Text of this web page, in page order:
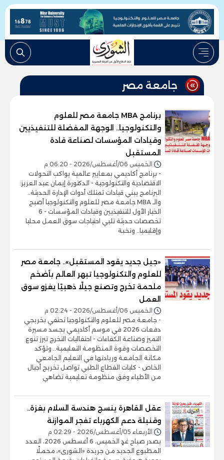
جامعة مصر
برنامج MBA جامعة مصر للعلوم
والتكنولوجيا.. الوجهة المفضلة للتنفيذيين
وقيادات المؤسسات لصناعة قادة
المستقبل
الخميس 06/أغسطس/2026 - 06:20 م
- برنامج أكاديمي بمعايير عالمية يواكب التحولات
الاقتصادية والتكنولوجية - الدكتورة إيمان عبد العزيز:
البرنامج يبني قيادات تمتلك أدوات الإدارة الحديثة..
والـ MBA جامعة مصر للعلوم والتكنولوجيا أصبح
الخيار الأول للتنفيذيين وقيادات المؤسسات - 6
تخصصات حديثة تلبي احتياجات سوق العمل محليا
وإقليميا.. ونخبة
«جيل جديد يقود المستقبل».. جامعة مصر
للعلوم والتكنولوجيا تبهر العالم بأضخم
ملحمة تخرج وتصنع جيلًا ذهبيًا يغزو سوق
العمل
الخميس 06/أغسطس/2026 - 02:24 م
- جامعة مصر للعلوم والتكنولوجيا تحتفي بخريجي
دفعات 2026 في موسم أكاديمي يجسد مسيرة
التميز وصناعة الكفاءات - احتفاليات التخرج تبرز تنوع
التخصصات وقوة المنظومة التعليمية.. وتؤكد
مكانة الجامعة وريادتها في التعليم الجامعي
الخاص - كليات القطاع الطبي تواصل تخريج أجيال
من الأطباء وفق منظومة تعليمية تضاهي
عقل القاهرة ينسج هندسة السلام بغزة..
وقنبلة دعم الكهرباء تفجر الموازنة
الأربعاء 05/أغسطس/2026 - 02:29 م
يصدر صباح غدٍ الخميس، 6 أغسطس 2026، العدد
المطبوع الجديد من جريدة «الشورى»، محملًا